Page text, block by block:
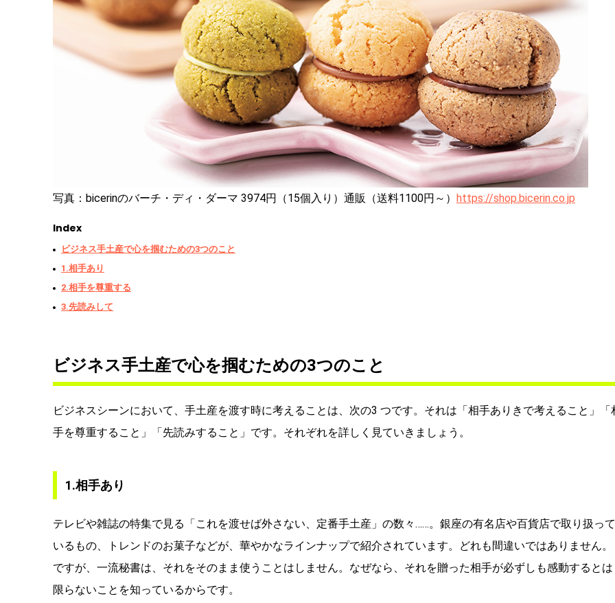
写真：bicerinのバーチ・ディ・ダーマ 3974円（15個入り）通販（送料1100円～） https://shop.bicerin.co.jp
Index
ビジネス手土産で心を掴むための3つのこと
1.相手あり
2.相手を尊重する
3.先読みして
ビジネス手土産で心を掴むための3つのこと
ビジネスシーンにおいて、手土産を渡す時に考えることは、次の3 つです。それは「相手ありきで考えること」「
手を尊重すること」「先読みすること」です。それぞれを詳しく見ていきましょう。
1.相手あり
テレビや雑誌の特集で見る「これを渡せば外さない、定番手土産」の数々……。銀座の有名店や百貨店で取り扱って
いるもの、トレンドのお菓子などが、華やかなラインナップで紹介されています。どれも間違いではありません。
ですが、一流秘書は、それをそのまま使うことはしません。なぜなら、それを贈った相手が必ずしも感動するとは
限らないことを知っているからです。